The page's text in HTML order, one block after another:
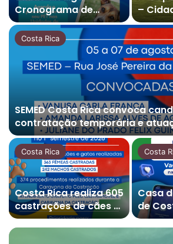
Costa Rica
SEMED Costa Rica convoca
contratação temporária e
Auxiliar de Desenvolvimento
Cronograma de
Atendimentos do
Castramóvel para o
mês de agosto em
Costa Rica
–
Costa Rica
Costa Rica realiza 605
castrações de cães e
gatos no primeiro
semestre de 2026
Costa
Casa
de
vagas